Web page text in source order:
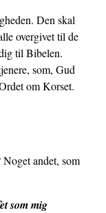
Den skal
overgivet til de
til Bibelen.
som, Gud
om Korset.
andet, som
som mig